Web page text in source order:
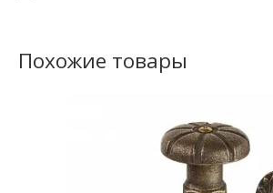
Похожие товары